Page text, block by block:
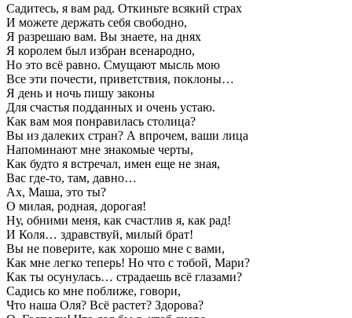
Садитесь, я вам рад. Откиньте всякий страх
И можете держать себя свободно,
Я разрешаю вам. Вы знаете, на днях
Я королем был избран всенародно,
Но это всё равно. Смущают мысль мою
Все эти почести, приветствия, поклоны…
Я день и ночь пишу законы
Для счастья подданных и очень устаю.
Как вам моя понравилась столица?
Вы из далеких стран? А впрочем, ваши лица
Напоминают мне знакомые черты,
Как будто я встречал, имен еще не зная,
Вас где-то, там, давно…
Ах, Маша, это ты?
О милая, родная, дорогая!
Ну, обними меня, как счастлив я, как рад!
И Коля… здравствуй, милый брат!
Вы не поверите, как хорошо мне с вами,
Как мне легко теперь! Но что с тобой, Мари?
Как ты осунулась… страдаешь всё глазами?
Садись ко мне поближе, говори,
Что наша Оля? Всё растет? Здорова?